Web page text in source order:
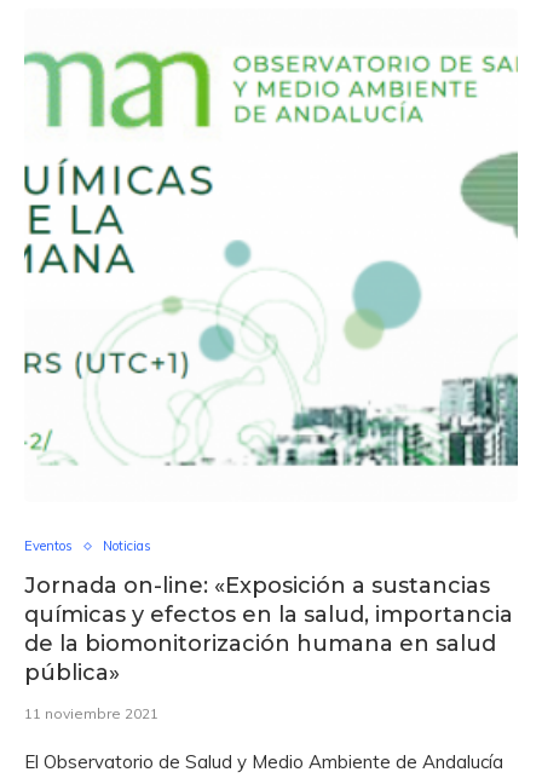
Eventos Noticias
Jornada on-line: «Exposición a sustancias
químicas y efectos en la salud, importancia
de la biomonitorización humana en salud
pública»
11 noviembre 2021
El Observatorio de Salud y Medio Ambiente de Andalucía